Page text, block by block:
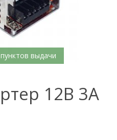
выдачи
12В 3А